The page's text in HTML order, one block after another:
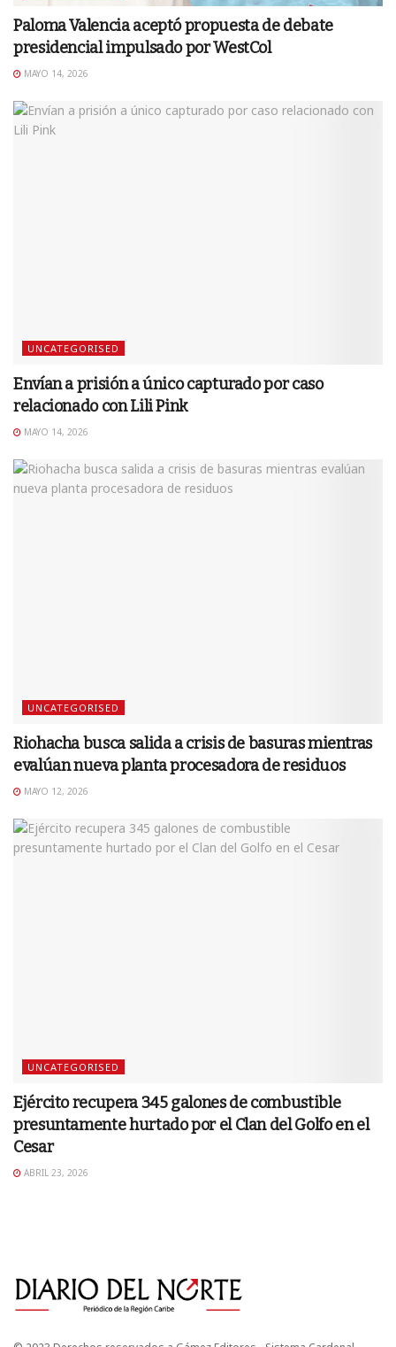
Paloma Valencia aceptó propuesta de debate
presidencial impulsado por WestCol
MAYO 14, 2026
UNCATEGORISED
Envían a prisión a único capturado por caso
relacionado con Lili Pink
MAYO 14, 2026
UNCATEGORISED
Riohacha busca salida a crisis de basuras mientras
evalúan nueva planta procesadora de residuos
MAYO 12, 2026
UNCATEGORISED
Ejército recupera 345 galones de combustible
presuntamente hurtado por el Clan del Golfo en el
Cesar
ABRIL 23, 2026